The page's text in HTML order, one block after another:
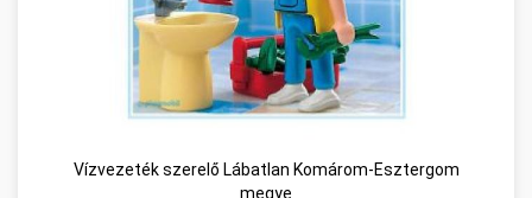
Vízvezeték szerelő Lábatlan Komárom-Esztergom
megye